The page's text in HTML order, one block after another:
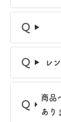
レ
商品
あり